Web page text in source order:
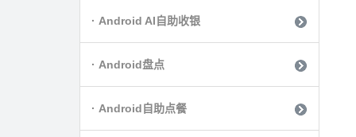
· Android AI自助收银
· Android盘点
· Android自助点餐